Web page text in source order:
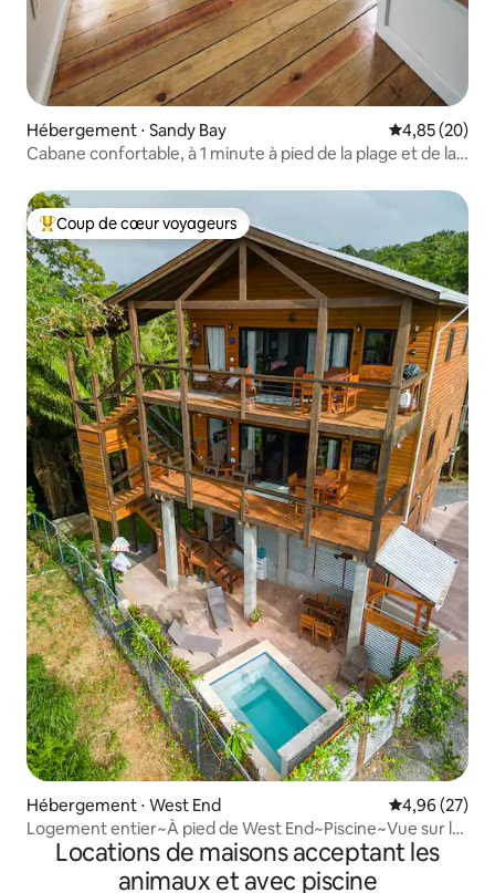
Hébergement ⋅ Sandy Bay Évaluation
4,85 (20)
Cabane confortable, à 1 minute à pied de la plage et de la
Coups de cœur voyageurs les plus appréciés
Coup de cœur voyageurs
Hébergement ⋅ West End Évaluation
4,96 (27)
Logement entier~À pied de West End~Piscine~Vue sur la
mer~Parking !
Locations de maisons acceptant les
animaux et avec piscine